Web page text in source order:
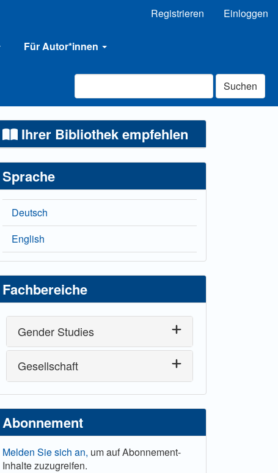
Registrieren Einloggen
Für Autor*innen
Suchen
Ihrer Bibliothek empfehlen
Sprache
Deutsch
English
Fachbereiche
Gender Studies
Gesellschaft
Abonnement
Melden Sie sich an, um auf Abonnement-
Inhalte zuzugreifen.